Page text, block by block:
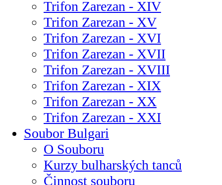
Trifon Zarezan - XIV
Trifon Zarezan - XV
Trifon Zarezan - XVI
Trifon Zarezan - XVII
Trifon Zarezan - XVIII
Trifon Zarezan - XIX
Trifon Zarezan - XX
Trifon Zarezan - XXI
Soubor Bulgari
O Souboru
Kurzy bulharských tanců
Činnost souboru